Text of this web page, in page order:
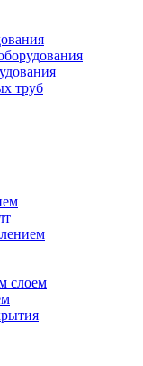
труб
слоем